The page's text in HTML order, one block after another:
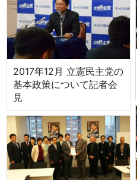
2017年12月 立憲民主党の
基本政策について記者会
見